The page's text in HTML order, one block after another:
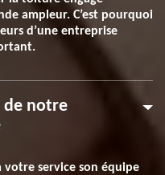
ampleur. C’est pourquoi
d’une entreprise
de notre
service son équipe